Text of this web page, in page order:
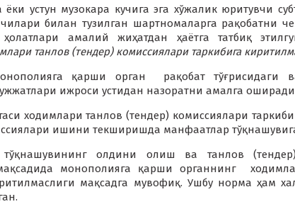
ёки устун музокара кучига эга хўжалик юритувчи
билан тузилган шартномаларга рақобатни
ҳолатлари амалий жиҳатдан ҳаётга татбиқ
танлов (тендер) комиссиялари таркибига
қарши орган рақобат тўғрисидаги
ижроси устидан назоратни амалга
ходимлари танлов (тендер) комиссиялари
ишини текширишда манфаатлар
олдини олиш ва танлов
монополияга қарши органнинг
мақсадга мувофиқ. Ушбу норма ҳам